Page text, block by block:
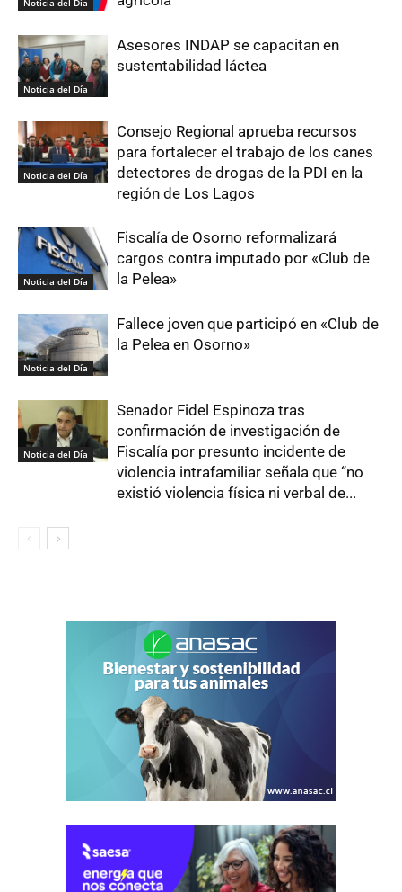
Noticia del Día
Noticia del Día
Asesores INDAP se capacitan en
sustentabilidad láctea
Noticia del Día
Consejo Regional aprueba recursos
para fortalecer el trabajo de los canes
detectores de drogas de la PDI en la
región de Los Lagos
Noticia del Día
Fiscalía de Osorno reformalizará
cargos contra imputado por «Club de
la Pelea»
Noticia del Día
Fallece joven que participó en «Club de
la Pelea en Osorno»
Noticia del Día
Senador Fidel Espinoza tras
confirmación de investigación de
Fiscalía por presunto incidente de
violencia intrafamiliar señala que “no
existió violencia física ni verbal de...